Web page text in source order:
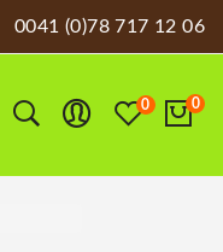
0041 (0)78 717 12 06
0 0